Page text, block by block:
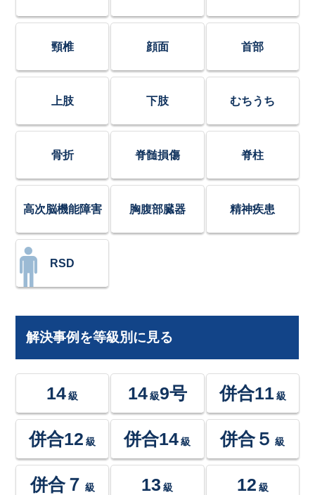
頸椎 顔面 首部
上肢 下肢 むちうち
骨折 脊髄損傷 脊柱
高次脳機能障害 胸腹部臓器 精神疾患
RSD
解決事例を等級別に見る
14 級 14級9号 併合11 級
併合12 級 併合14 級 併合５ 級
併合７ 級 13 級 12 級